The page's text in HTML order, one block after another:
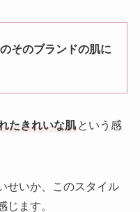
そのブランドの肌に
たきれいな肌という感
せいか、このスタイル
じます。